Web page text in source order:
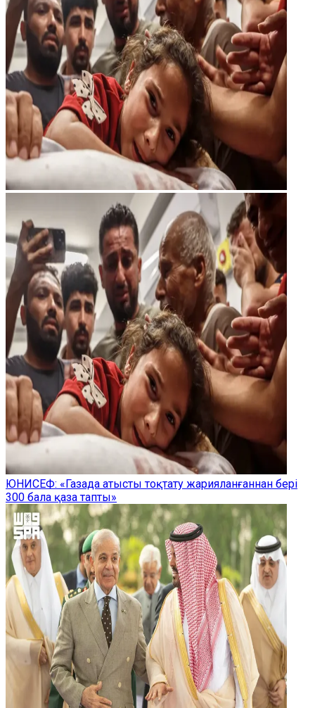
ЮНИСЕФ: «Газада атысты тоқтату жарияланғаннан бері
300 бала қаза тапты»